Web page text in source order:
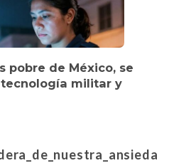
pobre de México, se
militar y